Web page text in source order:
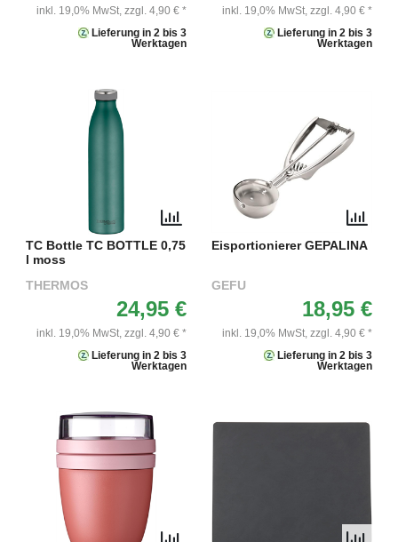
inkl. 19,0% MwSt, zzgl. 4,90 € *
Lieferung in 2 bis 3
Werktagen
inkl. 19,0% MwSt, zzgl. 4,90 € *
Lieferung in 2 bis 3
Werktagen
TC Bottle TC BOTTLE 0,75
l moss
THERMOS
24,95 €
inkl. 19,0% MwSt, zzgl. 4,90 € *
Lieferung in 2 bis 3
Werktagen
Eisportionierer GEPALINA
GEFU
18,95 €
inkl. 19,0% MwSt, zzgl. 4,90 € *
Lieferung in 2 bis 3
Werktagen